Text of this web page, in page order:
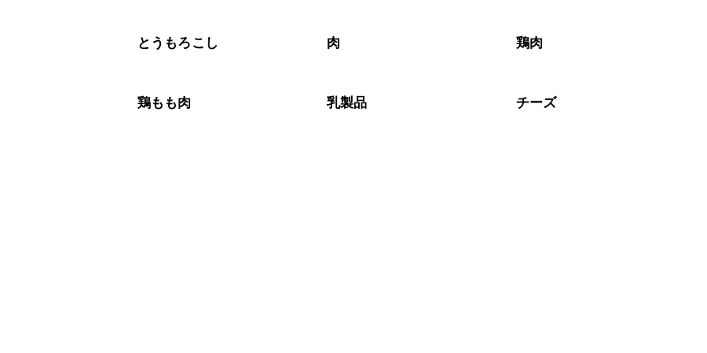
とうもろこし 肉 鶏肉
鶏もも肉 乳製品 チーズ